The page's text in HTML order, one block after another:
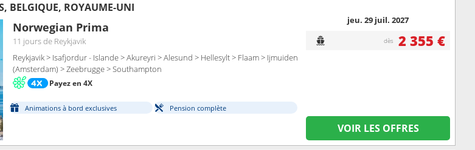
BELGIQUE, ROYAUME-UNI
Norwegian Prima
11 joursde Reykjavik
Reykjavik > Isafjordur - Islande > Akureyri > Alesund > Hellesylt > Flaam > Ijmuiden
(Amsterdam) > Zeebrugge > Southampton
Payez en 4X
Animations à bord exclusives Pension complète
jeu. 29 juil. 2027
dès 2 355 €
VOIR LES OFFRES